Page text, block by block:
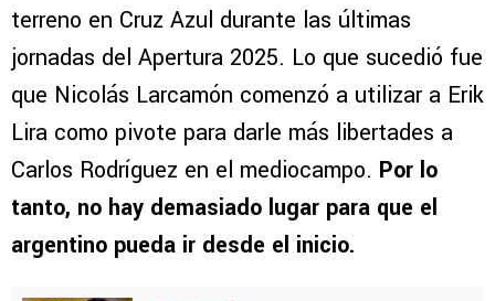
terreno en Cruz Azul durante las últimas
jornadas del Apertura 2025. Lo que sucedió fue
que Nicolás Larcamón comenzó a utilizar a Erik
Lira como pivote para darle más libertades a
Carlos Rodríguez en el mediocampo. Por lo
tanto, no hay demasiado lugar para que el
argentino pueda ir desde el inicio.